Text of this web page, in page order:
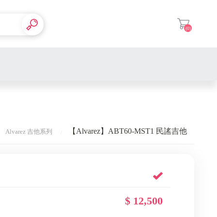
(0)
Alvarez 吉他系列 【Alvarez】ABT60-MST1 民謠吉他
$ 12,500